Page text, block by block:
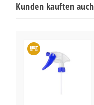
Kunden kauften auch